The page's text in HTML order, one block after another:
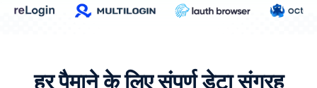
हर पैमाने के लिए संपूर्ण डेटा संग्रह